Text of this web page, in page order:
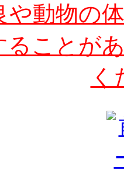
動物の
ることが
く